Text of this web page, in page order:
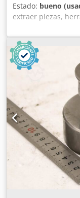
Estado: bueno
extraer piezas,
de estampado,
orificios alargados,
orificios alargados
forma para orificios
Matriz: 13,7 x 40,7
estampado
Eprjfx Aliof -
Peso: 2,1 kg